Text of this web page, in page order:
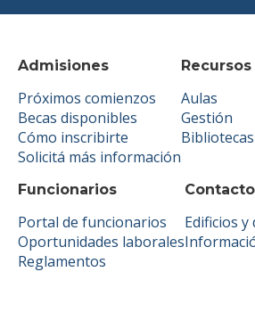
Admisiones
Próximos comienzos
Becas disponibles
Cómo inscribirte
Solicitá más información
Aulas
Gestión
Bibliotecas
Funcionarios
Portal de funcionarios
Oportunidades laborales
Reglamentos
Contacto
Edificios y